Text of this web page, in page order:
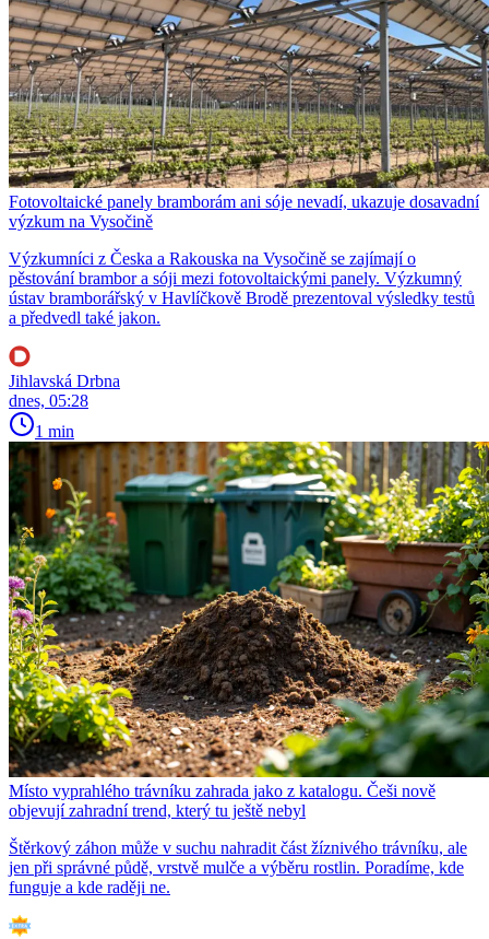
Fotovoltaické panely bramborám ani sóje nevadí, ukazuje dosavadní
výzkum na Vysočině
Výzkumníci z Česka a Rakouska na Vysočině se zajímají o
pěstování brambor a sóji mezi fotovoltaickými panely. Výzkumný
ústav bramborářský v Havlíčkově Brodě prezentoval výsledky testů
a předvedl také jakon.
Jihlavská Drbna
dnes, 05:28
1 min
Místo vyprahlého trávníku zahrada jako z katalogu. Češi nově
objevují zahradní trend, který tu ještě nebyl
Štěrkový záhon může v suchu nahradit část žíznivého trávníku, ale
jen při správné půdě, vrstvě mulče a výběru rostlin. Poradíme, kde
funguje a kde raději ne.